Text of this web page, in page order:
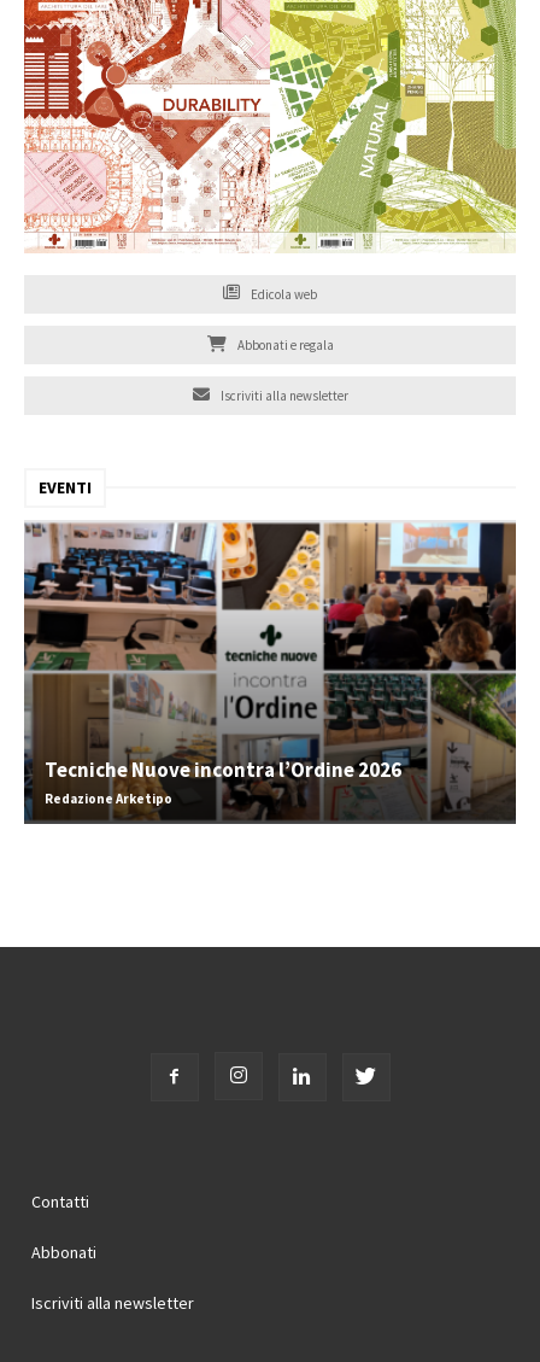
Edicola web
Abbonati e regala
Iscriviti alla newsletter
EVENTI
Tecniche Nuove incontra l’Ordine 2026
Redazione Arketipo
Contatti
Abbonati
Iscriviti alla newsletter